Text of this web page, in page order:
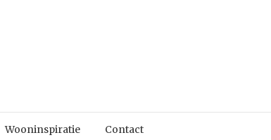
Wooninspiratie Contact